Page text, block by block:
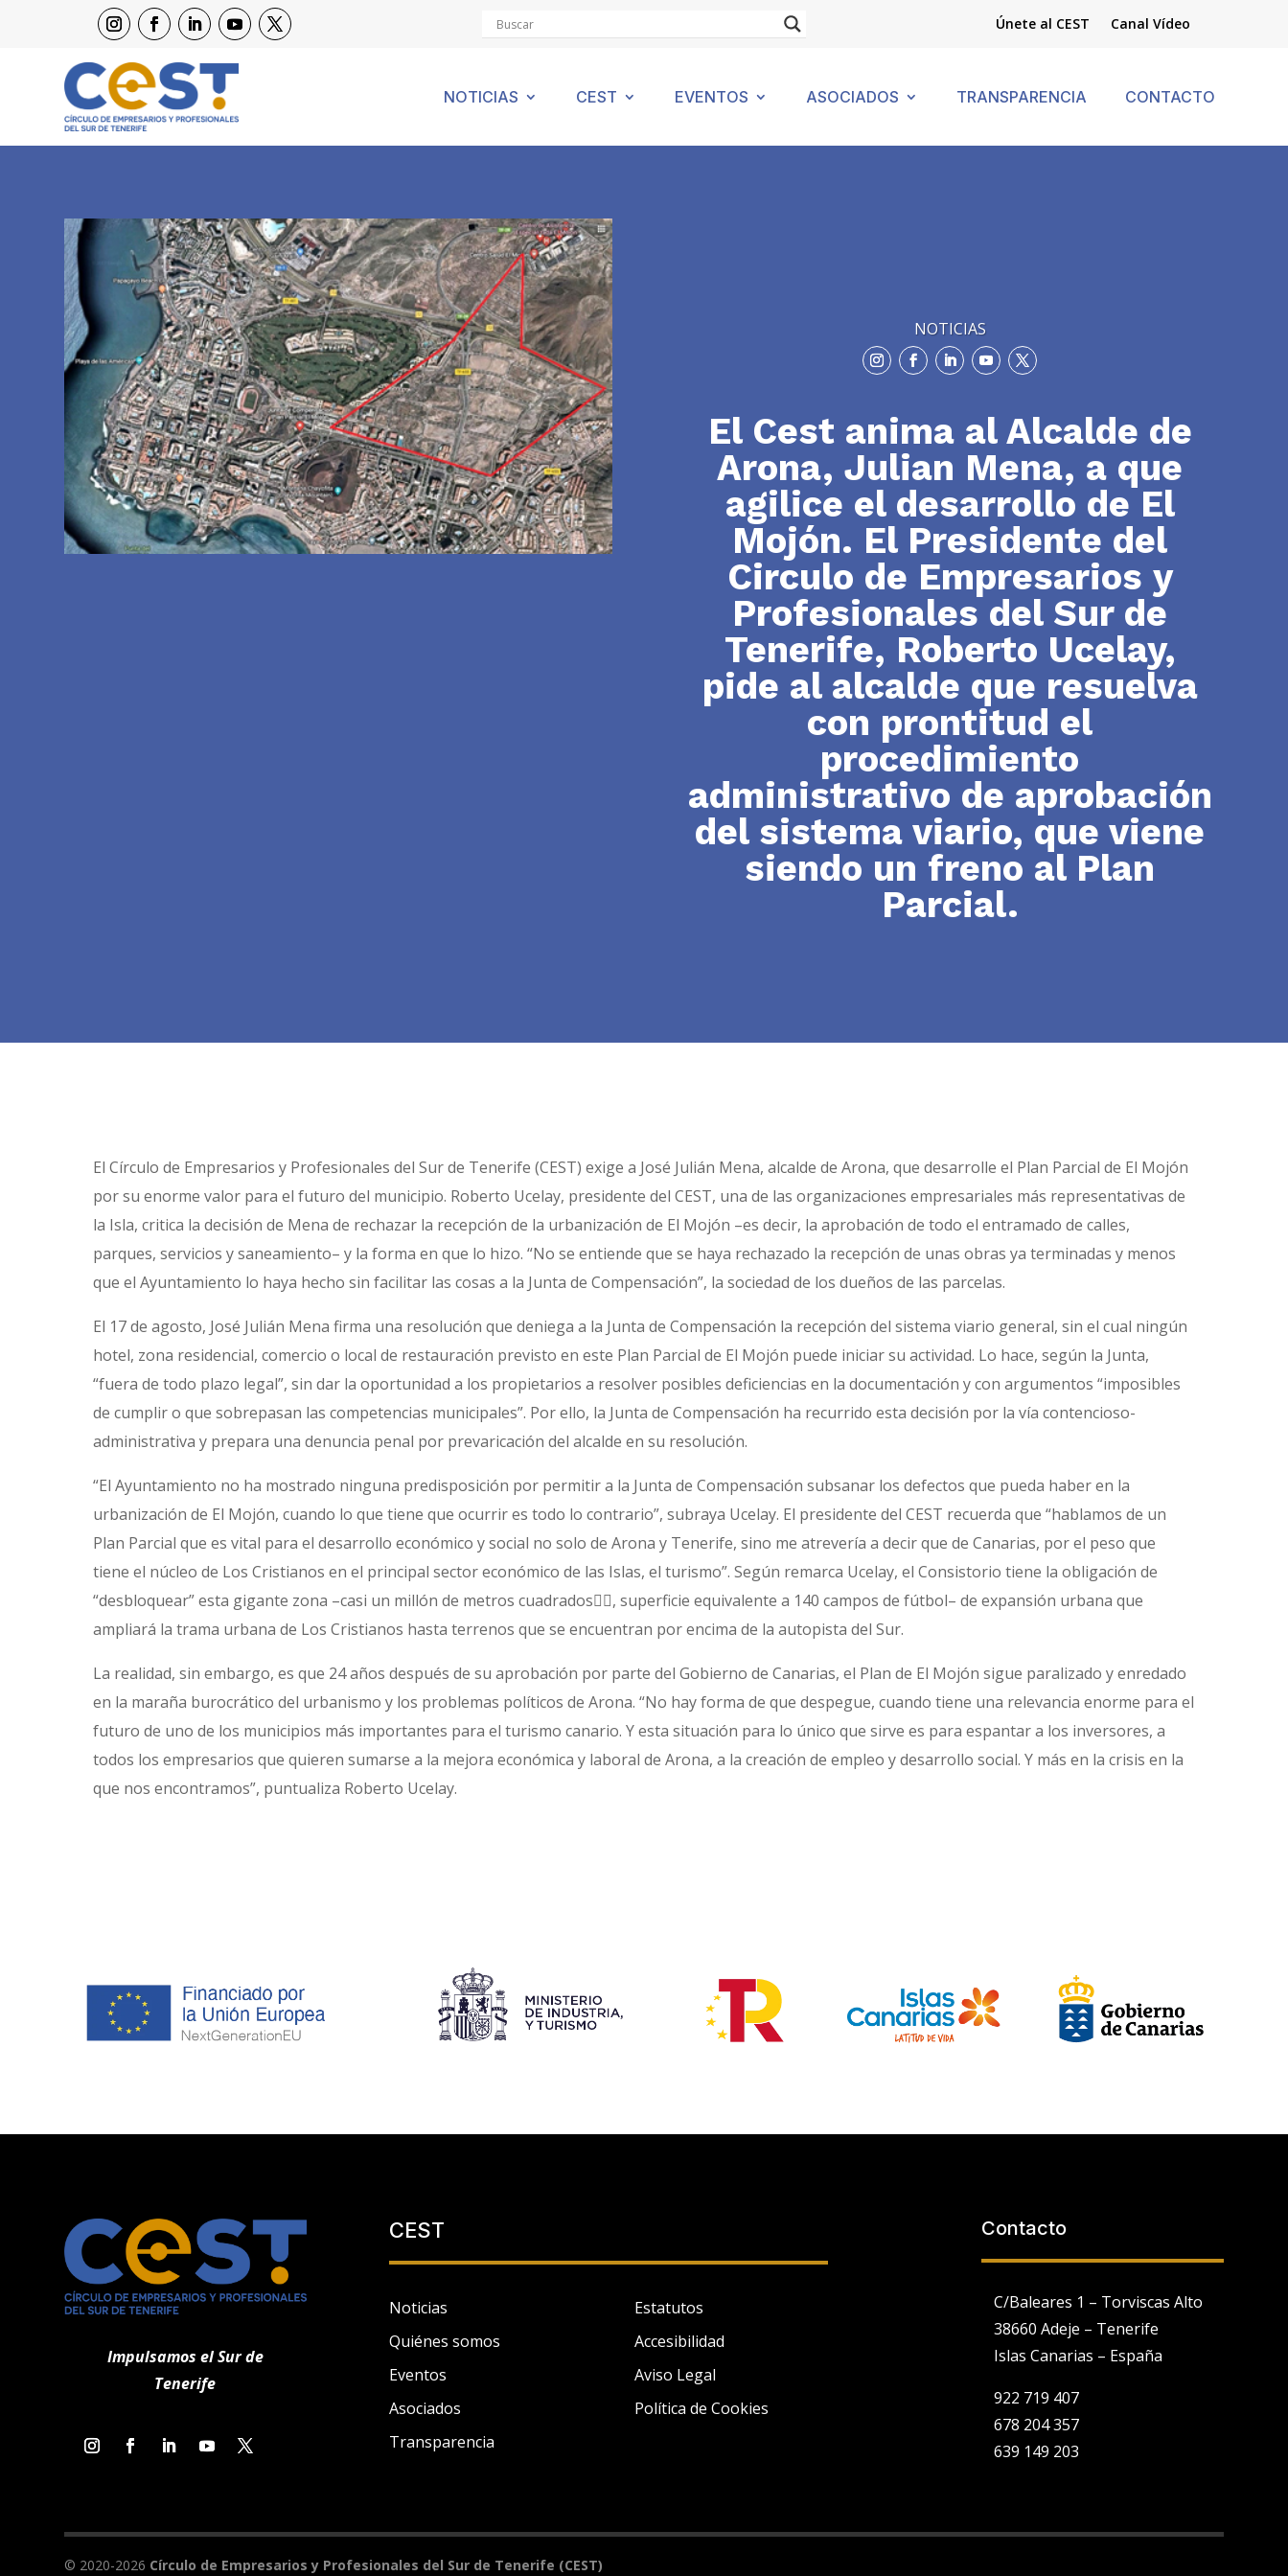
Únete al CEST Canal Vídeo
NOTICIAS CEST EVENTOS ASOCIADOS TRANSPARENCIA CONTACTO
NOTICIAS
El Cest anima al Alcalde de
Arona, Julian Mena, a que
agilice el desarrollo de El
Mojón. El Presidente del
Circulo de Empresarios y
Profesionales del Sur de
Tenerife, Roberto Ucelay,
pide al alcalde que resuelva
con prontitud el
procedimiento
administrativo de aprobación
del sistema viario, que viene
siendo un freno al Plan
Parcial.
El Círculo de Empresarios y Profesionales del Sur de Tenerife (CEST) exige a José Julián Mena, alcalde de Arona, que desarrolle el Plan Parcial de El Mojón
por su enorme valor para el futuro del municipio. Roberto Ucelay, presidente del CEST, una de las organizaciones empresariales más representativas de
la Isla, critica la decisión de Mena de rechazar la recepción de la urbanización de El Mojón –es decir, la aprobación de todo el entramado de calles,
parques, servicios y saneamiento– y la forma en que lo hizo. “No se entiende que se haya rechazado la recepción de unas obras ya terminadas y menos
que el Ayuntamiento lo haya hecho sin facilitar las cosas a la Junta de Compensación”, la sociedad de los dueños de las parcelas.
El 17 de agosto, José Julián Mena firma una resolución que deniega a la Junta de Compensación la recepción del sistema viario general, sin el cual ningún
hotel, zona residencial, comercio o local de restauración previsto en este Plan Parcial de El Mojón puede iniciar su actividad. Lo hace, según la Junta,
“fuera de todo plazo legal”, sin dar la oportunidad a los propietarios a resolver posibles deficiencias en la documentación y con argumentos “imposibles
de cumplir o que sobrepasan las competencias municipales”. Por ello, la Junta de Compensación ha recurrido esta decisión por la vía contencioso-
administrativa y prepara una denuncia penal por prevaricación del alcalde en su resolución.
“El Ayuntamiento no ha mostrado ninguna predisposición por permitir a la Junta de Compensación subsanar los defectos que pueda haber en la
urbanización de El Mojón, cuando lo que tiene que ocurrir es todo lo contrario”, subraya Ucelay. El presidente del CEST recuerda que “hablamos de un
Plan Parcial que es vital para el desarrollo económico y social no solo de Arona y Tenerife, sino me atrevería a decir que de Canarias, por el peso que
tiene el núcleo de Los Cristianos en el principal sector económico de las Islas, el turismo”. Según remarca Ucelay, el Consistorio tiene la obligación de
“desbloquear” esta gigante zona –casi un millón de metros cuadrados, superficie equivalente a 140 campos de fútbol– de expansión urbana que
ampliará la trama urbana de Los Cristianos hasta terrenos que se encuentran por encima de la autopista del Sur.
La realidad, sin embargo, es que 24 años después de su aprobación por parte del Gobierno de Canarias, el Plan de El Mojón sigue paralizado y enredado
en la maraña burocrático del urbanismo y los problemas políticos de Arona. “No hay forma de que despegue, cuando tiene una relevancia enorme para el
futuro de uno de los municipios más importantes para el turismo canario. Y esta situación para lo único que sirve es para espantar a los inversores, a
todos los empresarios que quieren sumarse a la mejora económica y laboral de Arona, a la creación de empleo y desarrollo social. Y más en la crisis en la
que nos encontramos”, puntualiza Roberto Ucelay.
Impulsamos el Sur de
Tenerife
CEST
Noticias
Quiénes somos
Eventos
Asociados
Transparencia
Estatutos
Accesibilidad
Aviso Legal
Política de Cookies
Contacto
C/Baleares 1 – Torviscas Alto
38660 Adeje – Tenerife
Islas Canarias – España
922 719 407
678 204 357
639 149 203
© 2020-2026 Círculo de Empresarios y Profesionales del Sur de Tenerife (CEST)
Utilizamos cookies propias y de terceros para fines analíticos y para mostrarte publicidad personalizada en base